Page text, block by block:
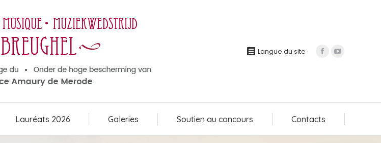
Langue du site
Lauréats 2026 Galeries Soutien au concours Contacts
Lauréats 2026 Galeries